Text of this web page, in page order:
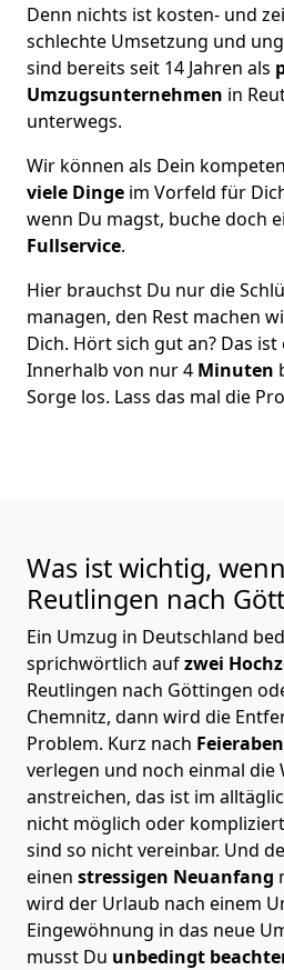
Denn nichts ist kosten- und
schlechte Umsetzung und
sind bereits seit 14 Jahren als
Umzugsunternehmen in
unterwegs.
Wir können als Dein
viele Dinge im Vorfeld für
wenn Du magst, buche doch
Fullservice.
Hier brauchst Du nur die
managen, den Rest machen
Dich. Hört sich gut an? Das ist
Innerhalb von nur 4 Minuten
Sorge los. Lass das mal die
Was ist wichtig,
Reutlingen nach
Ein Umzug in Deutschland
sprichwörtlich aufzwei
Reutlingen nach Göttingen
Chemnitz, dann wird die
Problem. Kurz nach
verlegen und noch einmal die
anstreichen, das ist im
nicht möglich oder
sind so nicht vereinbar. Und
einen stressigen Neuanfang
wird der Urlaub nach einem
Eingewöhnung in das neue
musst Du unbedingt